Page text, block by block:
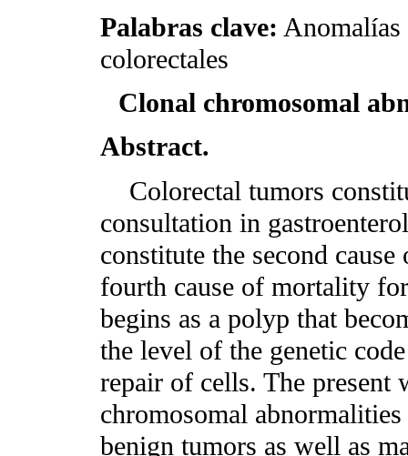
Palabras clave: Anomalías
colorectales
Clonal chromosomal
Abstract.
Colorectal tumors
consultation in
constitute the second
fourth cause of mortality
begins as a polyp that
the level of the genetic
repair of cells. The present
chromosomal
benign tumors as well as